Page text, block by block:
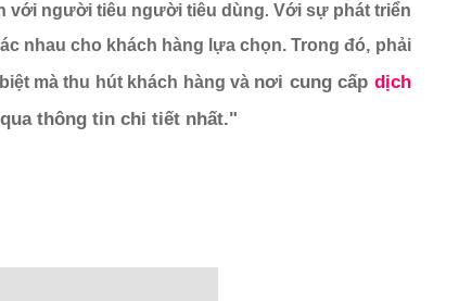
với người tiêu người tiêu dùng. Với sự phát triển
nhau cho khách hàng lựa chọn. Trong đó, phải
mà thu hút khách hàng và nơi cung cấp dịch
thông tin chi tiết nhất."